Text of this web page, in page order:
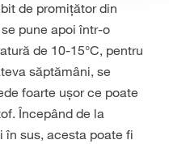
de promițător din
pune apoi într-o
de 10-15°C, pentru
săptămâni, se
foarte ușor ce poate
Începând de la
sus, acesta poate fi